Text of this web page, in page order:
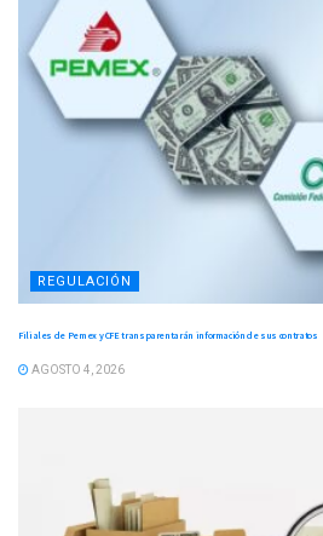
REGULACIÓN
Filiales de Pemex y CFE transparentarán información de sus contratos
AGOSTO 4, 2026